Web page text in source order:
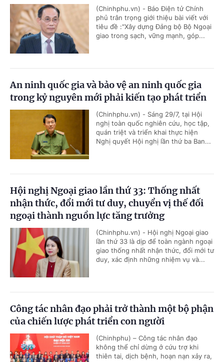
(Chinhphu.vn) - Báo Điện tử Chính
phủ trân trọng giới thiệu bài viết với
tiêu đề :"Xây dựng Đảng bộ Bộ Ngoại
giao trong sạch, vững mạnh, góp...
An ninh quốc gia và bảo vệ an ninh quốc gia
trong kỷ nguyên mới phải kiến tạo phát triển
(Chinhphu.vn) - Sáng 29/7, tại Hội
nghị toàn quốc nghiên cứu, học tập,
quán triệt và triển khai thực hiện
Nghị quyết Hội nghị lần thứ ba Ban...
Hội nghị Ngoại giao lần thứ 33: Thống nhất
nhận thức, đổi mới tư duy, chuyển vị thế đối
ngoại thành nguồn lực tăng trưởng
(Chinhphu.vn) - Hội nghị Ngoại giao
lần thứ 33 là dịp để toàn ngành ngoại
giao thống nhất nhận thức, đổi mới tư
duy, xác định những nhiệm vụ và...
Công tác nhân đạo phải trở thành một bộ phận
của chiến lược phát triển con người
(Chinhphu) – Công tác nhân đạo
không thể chỉ dừng ở cứu trợ khi
thiên tai, dịch bệnh, hoạn nạn xảy ra,